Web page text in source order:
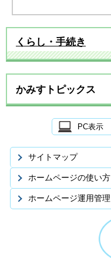
くらし・手続き
かみすトピックス
PC表示
サイトマップ
ホームページの使い方
ホームページ運用管理